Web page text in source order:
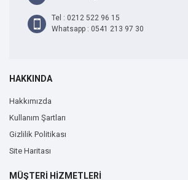
Tel : 0212 522 96 15
Whatsapp : 0541 213 97 30
HAKKINDA
Hakkımızda
Kullanım Şartları
Gizlilik Politikası
Site Haritası
MÜŞTERİ HİZMETLERİ